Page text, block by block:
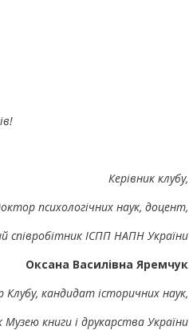
Керівник клубу,
психологічних наук, доцент,
співробітник ІСПП НАПН України
Оксана Василівна Яремчук
Клубу, кандидат історичних наук,
книги і друкарства України